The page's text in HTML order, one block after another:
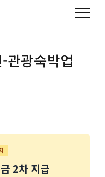
관광숙박업
2차 지급